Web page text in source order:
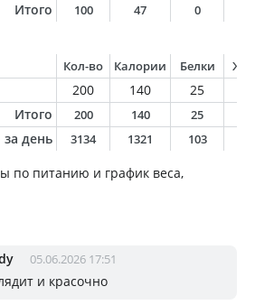
Итого
100 47 0
Кол-во Калории Белки
200 140 25
Итого
200 140 25
за день 3134 1321 103
по питанию и график веса,
05.06.2026 17:51
и красочно